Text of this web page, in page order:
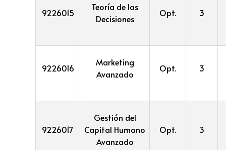
9226015
Teoría de las
Decisiones
Opt. 3
9226016
Marketing
Avanzado
Opt. 3
9226017
Gestión del
Capital Humano
Avanzado
Opt. 3